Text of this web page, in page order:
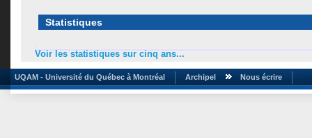
Statistiques
Voir les statistiques sur cinq ans...
UQAM - Université du Québec à Montréal Archipel Nous écrire